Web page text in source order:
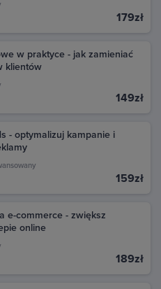
Play. Kliknij daną
szczegóły i pobrać fakturę.
179zł
w praktyce - jak zamieniać
klientów
149zł
- optymalizuj kampanie i
159zł
e-commerce - zwiększ
online
189zł